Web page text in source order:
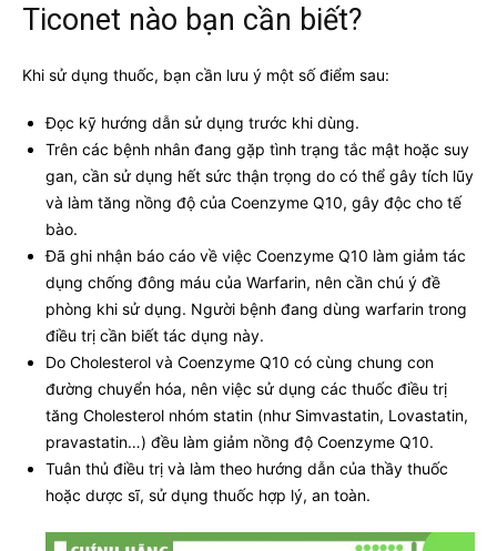
Ticonet nào bạn cần biết?
Khi sử dụng thuốc, bạn cần lưu ý một số điểm sau:
Đọc kỹ hướng dẫn sử dụng trước khi dùng.
Trên các bệnh nhân đang gặp tình trạng tắc mật hoặc suy
gan, cần sử dụng hết sức thận trọng do có thể gây tích lũy
và làm tăng nồng độ của Coenzyme Q10, gây độc cho tế
bào.
Đã ghi nhận báo cáo về việc Coenzyme Q10 làm giảm tác
dụng chống đông máu của Warfarin, nên cần chú ý đề
phòng khi sử dụng. Người bệnh đang dùng warfarin trong
điều trị cần biết tác dụng này.
Do Cholesterol và Coenzyme Q10 có cùng chung con
đường chuyển hóa, nên việc sử dụng các thuốc điều trị
tăng Cholesterol nhóm statin (như Simvastatin, Lovastatin,
pravastatin…) đều làm giảm nồng độ Coenzyme Q10.
Tuân thủ điều trị và làm theo hướng dẫn của thầy thuốc
hoặc dược sĩ, sử dụng thuốc hợp lý, an toàn.